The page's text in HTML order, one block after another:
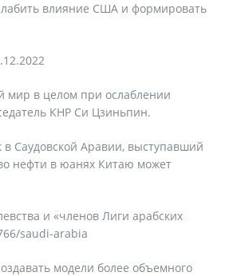
влияние США и формировать
мир в целом при ослаблении
КНР Си Цзиньпин.
Саудовской Аравии, выступавший
нефти в юанях Китаю может
и «членов Лиги арабских
saudi-arabia
модели более объемного